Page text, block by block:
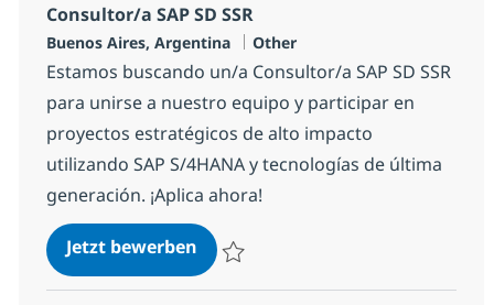
Consultor/a SAP SD SSR
Standort
Buenos Aires, Argentina Kategorie
Other
Estamos buscando un/a Consultor/a SAP SD SSR
para unirse a nuestro equipo y participar en
proyectos estratégicos de alto impacto
utilizando SAP S/4HANA y tecnologías de última
generación. ¡Aplica ahora!
Jetzt bewerbenConsultor/a SAP SD SSR